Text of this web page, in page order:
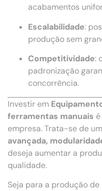
acabamentos
Escalabilidade:
produção sem
Competitividade:
padronização
concorrência.
Investir em
ferramentas manuais
empresa. Trata-se de
avançada,
deseja aumentar a
qualidade.
Seja para a produção de